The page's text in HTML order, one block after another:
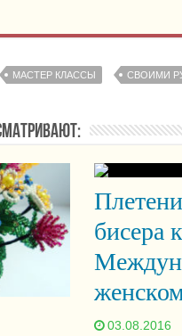
МАСТЕР КЛАССЫ СВОИМИ
бисера к
03.08.2016